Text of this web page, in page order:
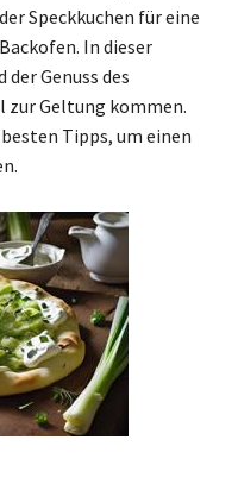
Speckkuchen für eine
In dieser
Genuss des
zur Geltung kommen.
Tipps, um einen